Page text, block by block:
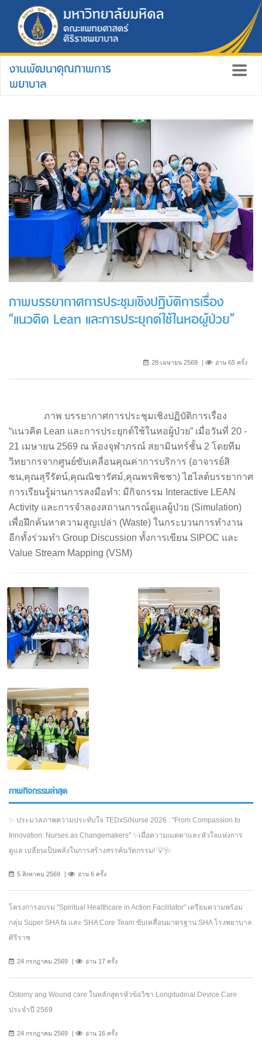
งานพัฒนาคุณภาพการ
พยาบาล
ภาพบรรยากาศการประชุมเชิงปฏิบัติการเรื่อง
“แนวคิด Lean และการประยุกต์ใช้ในหอผู้ป่วย”
28 เมษายน 2569 อ่าน 65 ครั้ง
ภาพ บรรยากาศการประชุมเชิงปฏิบัติการเรื่อง
“แนวคิด Lean และการประยุกต์ใช้ในหอผู้ป่วย” เมื่อวันที่ 20 -
21 เมษายน 2569 ณ ห้องจุฬาภรณ์ สยามินทร์ชั้น 2 โดยทีม
วิทยากรจากศูนย์ขับเคลื่อนคุณค่าการบริการ (อาจารย์สิ
ชน,คุณสุรีรัตน์,คุณณิชารัศม์,คุณพรพิชชา) ไฮไลต์บรรยากาศ
การเรียนรู้ผ่านการลงมือทำ: มีกิจกรรม Interactive LEAN
Activity และการจำลองสถานการณ์ดูแลผู้ป่วย (Simulation)
เพื่อฝึกค้นหาความสูญเปล่า (Waste) ในกระบวนการทำงาน
อีกทั้งร่วมทำ Group Discussion ทั้งการเขียน SIPOC และ
Value Stream Mapping (VSM)
ภาพกิจกรรมล่าสุด
✨ ประมวลภาพความประทับใจ TEDxSiNurse 2026 : "From Compassion to
Innovation: Nurses as Changemakers" ✨เมื่อความเมตตาและหัวใจแห่งการ
ดูแล เปลี่ยนเป็นพลังในการสร้างสรรค์นวัตกรรม! 💡🩺
5 สิงหาคม 2569 อ่าน 6 ครั้ง
โครงการอบรม "Spiritual Healthcare in Action Facilitator" เตรียมความพร้อม
กลุ่ม Super SHA fa และ SHA Core Team ขับเคลื่อนมาตรฐาน SHA โรงพยาบาล
ศิริราช
24 กรกฎาคม 2569 อ่าน 17 ครั้ง
Ostomy ang Wound care ในหลักสูตรหัวข้อวิชา Longitudinal Device Care
ประจำปี 2569
24 กรกฎาคม 2569 อ่าน 16 ครั้ง